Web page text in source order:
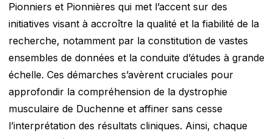
Pionniers et Pionnières qui met l’accent sur des
initiatives visant à accroître la qualité et la fiabilité de la
recherche, notamment par la constitution de vastes
ensembles de données et la conduite d’études à grande
échelle. Ces démarches s’avèrent cruciales pour
approfondir la compréhension de la dystrophie
musculaire de Duchenne et affiner sans cesse
l’interprétation des résultats cliniques. Ainsi, chaque